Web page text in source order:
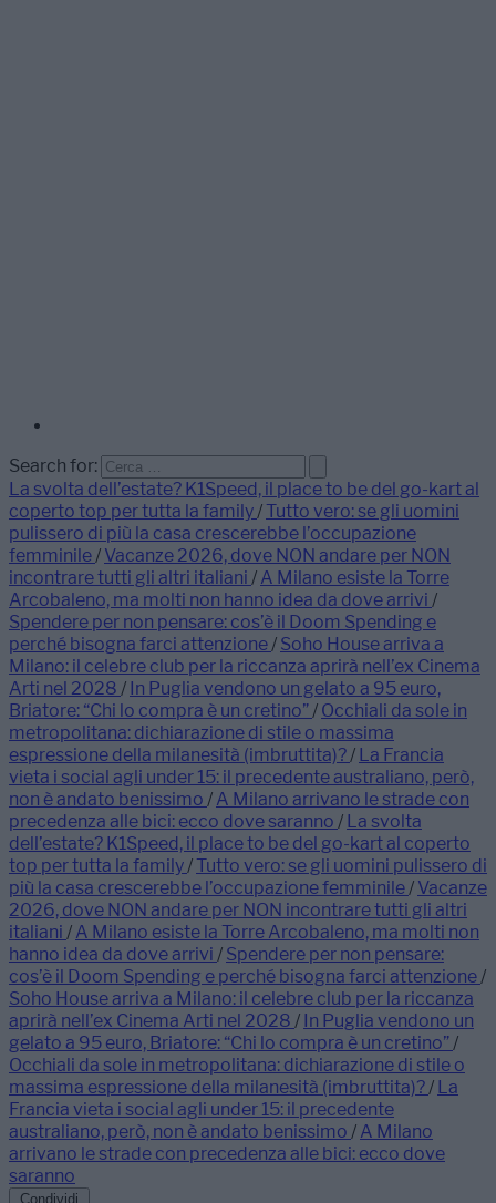
Search for:
La svolta dell’estate? K1Speed, il place to be del go-kart al
coperto top per tutta la family/ Tutto vero: se gli uomini
pulissero di più la casa crescerebbe l’occupazione
femminile/ Vacanze 2026, dove NON andare per NON
incontrare tutti gli altri italiani / A Milano esiste la Torre
Arcobaleno, ma molti non hanno idea da dove arrivi /
Spendere per non pensare: cos’è il Doom Spending e
perché bisogna farci attenzione/ Soho House arriva a
Milano: il celebre club per la riccanza aprirà nell’ex Cinema
Arti nel 2028 / In Puglia vendono un gelato a 95 euro,
Briatore: “Chi lo compra è un cretino”/ Occhiali da sole in
metropolitana: dichiarazione di stile o massima
espressione della milanesità (imbruttita)?/ La Francia
vieta i social agli under 15: il precedente australiano, però,
non è andato benissimo / A Milano arrivano le strade con
precedenza alle bici: ecco dove saranno / La svolta
dell’estate? K1Speed, il place to be del go-kart al coperto
top per tutta la family/ Tutto vero: se gli uomini pulissero di
più la casa crescerebbe l’occupazione femminile/ Vacanze
2026, dove NON andare per NON incontrare tutti gli altri
italiani / A Milano esiste la Torre Arcobaleno, ma molti non
hanno idea da dove arrivi / Spendere per non pensare:
cos’è il Doom Spending e perché bisogna farci attenzione/
Soho House arriva a Milano: il celebre club per la riccanza
aprirà nell’ex Cinema Arti nel 2028 / In Puglia vendono un
gelato a 95 euro, Briatore: “Chi lo compra è un cretino”/
Occhiali da sole in metropolitana: dichiarazione di stile o
massima espressione della milanesità (imbruttita)?/ La
Francia vieta i social agli under 15: il precedente
australiano, però, non è andato benissimo / A Milano
arrivano le strade con precedenza alle bici: ecco dove
saranno
Condividi